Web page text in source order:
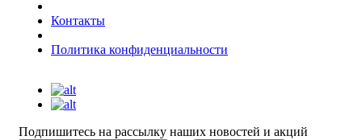
Контакты
Политика конфиденциальности
Подпишитесь на рассылку наших новостей и акций